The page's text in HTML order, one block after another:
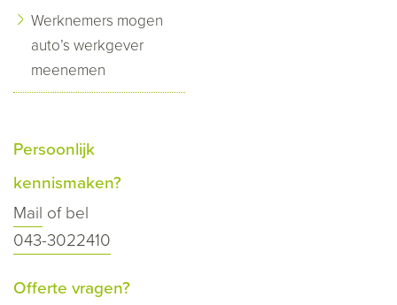
Werknemers mogen
auto’s werkgever
meenemen
Persoonlijk
kennismaken?
Mail of bel
043-3022410
Offerte vragen?